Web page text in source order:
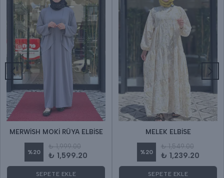
MERWİSH MOKİ RÜYA ELBİSE
%20
₺ 1,999.00
₺ 1,599.20
SEPETE EKLE
MELEK ELBİSE
%20
₺ 1,549.00
₺ 1,239.20
SEPETE EKLE